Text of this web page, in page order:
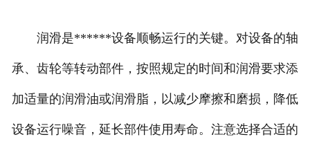
润滑是******设备顺畅运行的关键。对设备的轴
承、齿轮等转动部件，按照规定的时间和润滑要求添
加适量的润滑油或润滑脂，以减少摩擦和磨损，降低
设备运行噪音，延长部件使用寿命。注意选择合适的